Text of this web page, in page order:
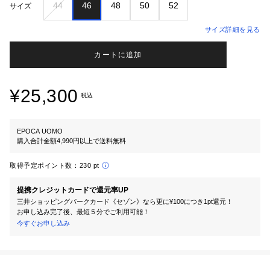
サイズ 44 46 48 50 52
サイズ詳細を見る
カートに追加
¥25,300 税込
EPOCA UOMO
購入合計金額4,990円以上で送料無料
取得予定ポイント数： 230 pt
提携クレジットカードで還元率UP
三井ショッピングパークカード《セゾン》なら更に¥100につき1pt還元！
お申し込み完了後、最短５分でご利用可能！
今すぐお申し込み